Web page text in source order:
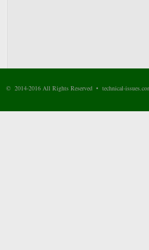
© 2014-2016 All Rights Reserved • technical-